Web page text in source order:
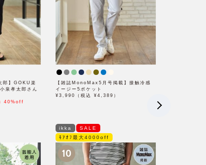
郎】GOKU楽
泉孝太郎さん
40%off
【雑誌MonoMax5月号掲載】接触冷感
イージー5ポケット
¥3,990（税込 ¥4,389）
ikka
SALE
ﾓｱｵﾌ最大4000off
10